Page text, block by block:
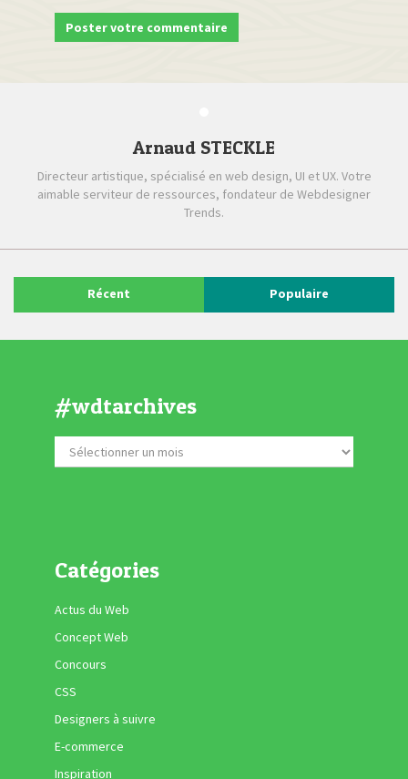
Arnaud STECKLE
Directeur artistique, spécialisé en web design, UI et UX. Votre
aimable serviteur de ressources, fondateur de Webdesigner
Trends.
Récent Populaire
#wdtarchives
Catégories
Actus du Web
Concept Web
Concours
CSS
Designers à suivre
E-commerce
Inspiration